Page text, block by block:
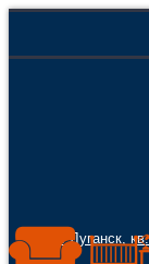
г. Луганск,